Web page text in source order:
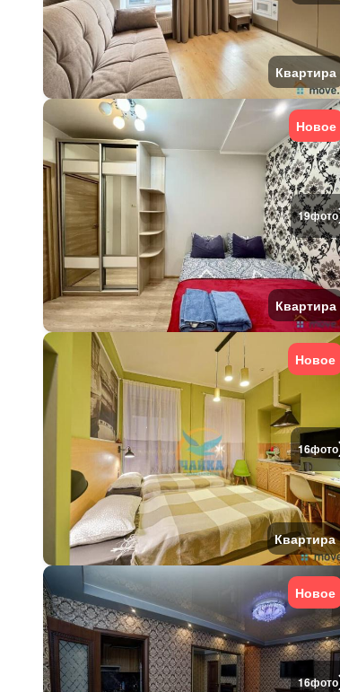
Квартира
19фото
Новое
Квартира
16фото
Новое
Квартира
16фото
Новое